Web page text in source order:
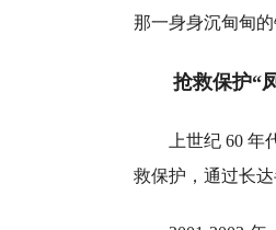
那一身身沉甸甸
抢救保护“凤
上世纪 60 年代
救保护，通过长